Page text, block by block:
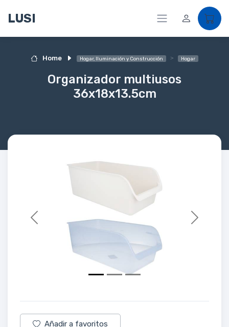
LUSI
Home Hogar, Iluminación y Construcción Hogar
Organizador multiusos
36x18x13.5cm
Previous Next
Añadir a favoritos